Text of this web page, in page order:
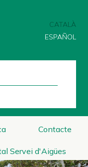
CATALÀ
ESPAÑOL
Contacte
Servei d'Aigües